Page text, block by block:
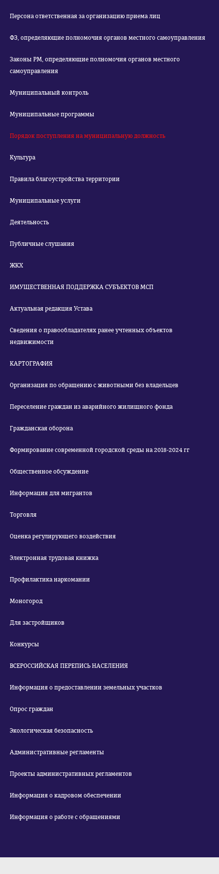
Персона ответственная за организацию приема лиц
ФЗ, определяющие полномочия органов местного самоуправления
Законы РМ, определяющие полномочия органов местного
самоуправления
Муниципальный контроль
Муниципальные программы
Порядок поступления на муниципальную должность
Культура
Правила благоустройства территории
Муниципальные услуги
Деятельность
Публичные слушания
ЖКХ
ИМУЩЕСТВЕННАЯ ПОДДЕРЖКА СУБЪЕКТОВ МСП
Актуальная редакция Устава
Сведения о правообладателях ранее учтенных объектов
недвижимости
КАРТОГРАФИЯ
Организация по обращению с животными без владельцев
Переселение граждан из аварийного жилищного фонда
Гражданская оборона
Формирование современной городской среды на 2018-2024 гг
Общественное обсуждение
Информация для мигрантов
Торговля
Оценка регулирующего воздействия
Электронная трудовая книжка
Профилактика наркомании
Моногород
Для застройщиков
Конкурсы
ВСЕРОССИЙСКАЯ ПЕРЕПИСЬ НАСЕЛЕНИЯ
Информация о предоставлении земельных участков
Опрос граждан
Экологическая безопасность
Административные регламенты
Проекты административных регламентов
Информация о кадровом обеспечении
Информация о работе с обращениями